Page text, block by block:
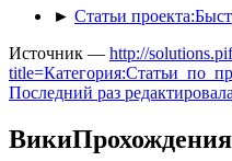
► Статьи
Источник — http://
Последний раз
ВикиПрохождения